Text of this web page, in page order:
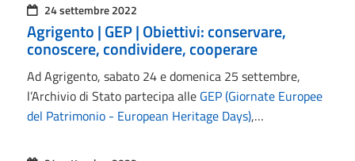
24 settembre 2022
Agrigento | GEP | Obiettivi: conservare,
conoscere, condividere, cooperare
Ad Agrigento, sabato 24 e domenica 25 settembre,
l’Archivio di Stato partecipa alle GEP (Giornate Europee
del Patrimonio - European Heritage Days),…